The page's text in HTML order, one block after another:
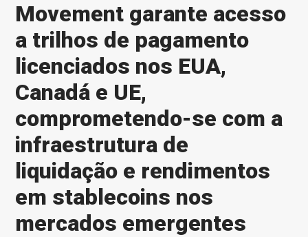
Movement garante acesso
a trilhos de pagamento
licenciados nos EUA,
Canadá e UE,
comprometendo-se com a
infraestrutura de
liquidação e rendimentos
em stablecoins nos
mercados emergentes